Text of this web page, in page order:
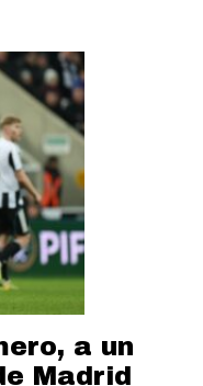
a un
Madrid